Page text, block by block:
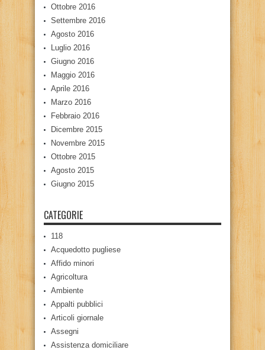
Ottobre 2016
Settembre 2016
Agosto 2016
Luglio 2016
Giugno 2016
Maggio 2016
Aprile 2016
Marzo 2016
Febbraio 2016
Dicembre 2015
Novembre 2015
Ottobre 2015
Agosto 2015
Giugno 2015
CATEGORIE
118
Acquedotto pugliese
Affido minori
Agricoltura
Ambiente
Appalti pubblici
Articoli giornale
Assegni
Assistenza domiciliare